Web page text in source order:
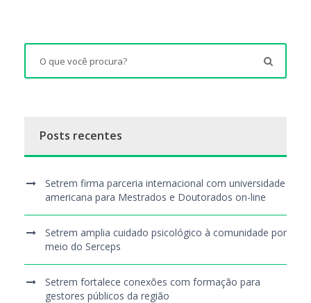
Posts recentes
Setrem firma parceria internacional com universidade
americana para Mestrados e Doutorados on-line
Setrem amplia cuidado psicológico à comunidade por
meio do Serceps
Setrem fortalece conexões com formação para
gestores públicos da região